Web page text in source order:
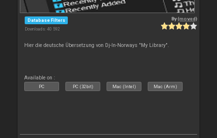
Database Filters
Downloads: 40 592
By{moved}
Hier die deutsche Übersetzung von Dj-In-Norways "My Library".
Available on :
PC PC (32bit) Mac (Intel) Mac (Arm)